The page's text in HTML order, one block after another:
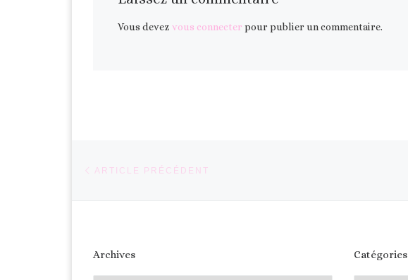
Vous devezvous connecter pour publier un commentaire.
Parcourir les articles
ARTICLE PRÉCÉDENT
Archives Catégories